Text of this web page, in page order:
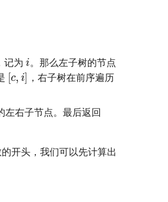
记为 。那么左子树的节点
[c,i]
，右子树在前序遍历
左右子节点。最后返回
开头，我们可以先计算出